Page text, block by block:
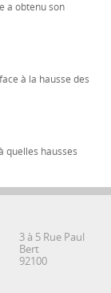
a obtenu son
à la hausse des
quelles hausses
3 à 5 Rue Paul
Bert
92100